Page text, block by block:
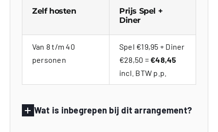
Zelf hosten
Prijs Spel +
Diner
Van 8 t/m 40
personen
Spel €19,95 + Diner
€28,50 =€48,45
incl. BTW p.p.
Wat is inbegrepen bij dit arrangement?